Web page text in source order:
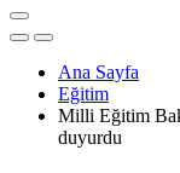
Ana Sayfa
Eğitim
Milli Eğitim
duyurdu